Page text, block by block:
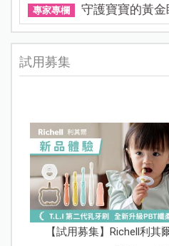
專家專欄 守護寶寶的黃
試用募集
【試用募集】Richell利其